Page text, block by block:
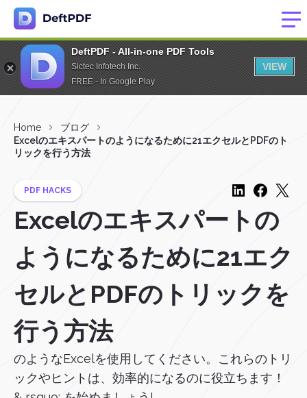
DeftPDF - All-in-one PDF Tools
Sictec Infotech Inc.
FREE - In Google Play
VIEW
Home
ブログ
Excelのエキスパートのようになるために21エクセルとPDFのト
リックを行う方法
PDF HACKS
Excelのエキスパートの
ようになるために21エク
セルとPDFのトリックを
行う方法
のようなExcelを使用してください。これらのトリ
ックやヒントは、効率的になるのに役立ちます！